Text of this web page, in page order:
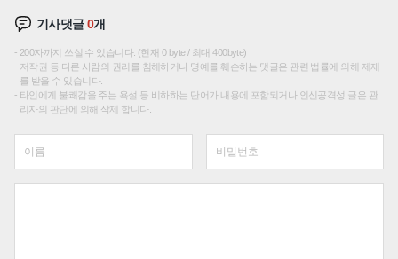
기사댓글0개
200자까지 쓰실 수 있습니다. (현재 0 byte / 최대 400byte)
저작권 등 다른 사람의 권리를 침해하거나 명예를 훼손하는 댓글은 관련 법률에 의해 제재
를 받을 수 있습니다.
타인에게 불쾌감을 주는 욕설 등 비하하는 단어가 내용에 포함되거나 인신공격성 글은 관
리자의 판단에 의해 삭제 합니다.